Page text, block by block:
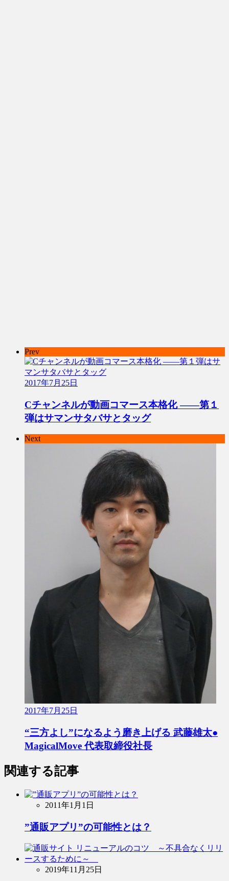
Prev
2017年7月25日
Cチャンネルが動画コマース本格化 ――第１
弾はサマンサタバサとタッグ
Next
2017年7月25日
“三方よし”になるよう磨き上げる 武藤雄太●
MagicalMove 代表取締役社長
関連する記事
2011年1月1日
”通販アプリ”の可能性とは？
2019年11月25日